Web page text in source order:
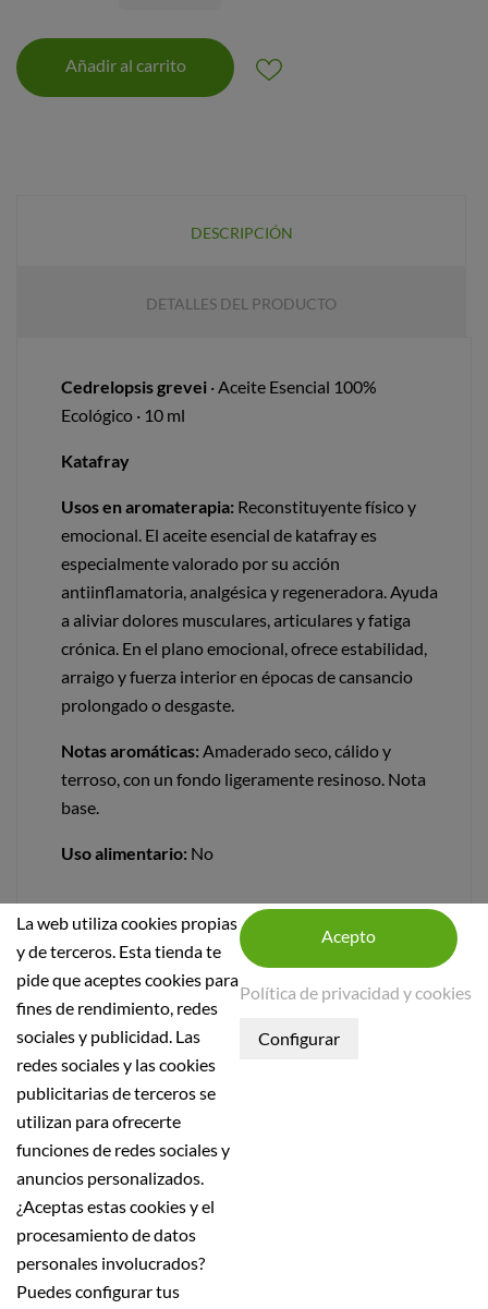
Añadir al carrito
DESCRIPCIÓN
DETALLES DEL PRODUCTO
Cedrelopsis grevei · Aceite Esencial 100%
Ecológico · 10 ml
Katafray
Usos en aromaterapia: Reconstituyente físico y
emocional. El aceite esencial de katafray es
especialmente valorado por su acción
antiinflamatoria, analgésica y regeneradora. Ayuda
a aliviar dolores musculares, articulares y fatiga
crónica. En el plano emocional, ofrece estabilidad,
arraigo y fuerza interior en épocas de cansancio
prolongado o desgaste.
Notas aromáticas: Amaderado seco, cálido y
terroso, con un fondo ligeramente resinoso. Nota
base.
Uso alimentario: No
INFORMACIÓN DE LA TIENDA
INFORMACIÓN
Condiciones generales
Política de seguridad
Aviso Legal
Política de Privacidad
Política de devolución
La web utiliza cookies propias
y de terceros. Esta tienda te
pide que aceptes cookies para
fines de rendimiento, redes
sociales y publicidad. Las
redes sociales y las cookies
publicitarias de terceros se
utilizan para ofrecerte
funciones de redes sociales y
anuncios personalizados.
¿Aceptas estas cookies y el
procesamiento de datos
personales involucrados?
Puedes configurar tus
Política de privacidad y cookies